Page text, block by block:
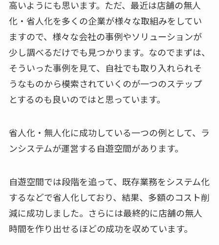
高いようにも思います。ただ、最近は店舗の無人
化・省人化を多くの企業が様々な取組みをしてい
ますので、様々な会社の事例やソリューションが
少し調べるだけでも見つかります。なのでまずは、
そういった事例を見て、自社でも取り入れられそ
うなものから模索されていくのが一つのステップ
とするのも良いのではと思っています。
省人化・無人化に成功している一つの例として、ラ
ンシステムが運営する自遊空間があります。
自遊空間では段階を追って、既存業務をシステム化
するなどで省人化しており、結果、多額のコスト削
減に成功しました。さらには最終的に店舗の無人
時間を作り出せるほどの成功を収めています。